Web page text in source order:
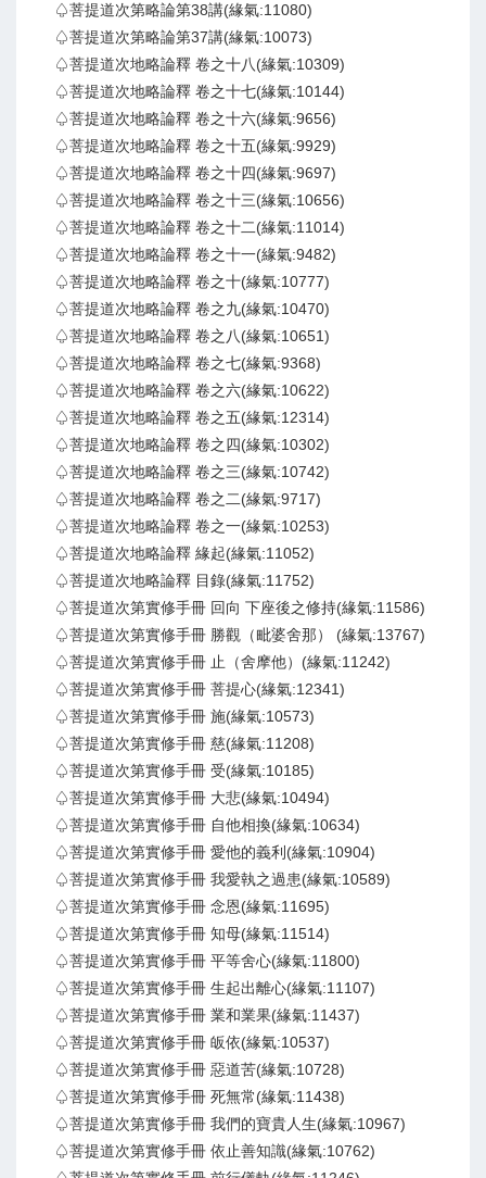
♤菩提道次第略論第38講(緣氣:11080)
♤菩提道次第略論第37講(緣氣:10073)
♤菩提道次地略論釋 卷之十八(緣氣:10309)
♤菩提道次地略論釋 卷之十七(緣氣:10144)
♤菩提道次地略論釋 卷之十六(緣氣:9656)
♤菩提道次地略論釋 卷之十五(緣氣:9929)
♤菩提道次地略論釋 卷之十四(緣氣:9697)
♤菩提道次地略論釋 卷之十三(緣氣:10656)
♤菩提道次地略論釋 卷之十二(緣氣:11014)
♤菩提道次地略論釋 卷之十一(緣氣:9482)
♤菩提道次地略論釋 卷之十(緣氣:10777)
♤菩提道次地略論釋 卷之九(緣氣:10470)
♤菩提道次地略論釋 卷之八(緣氣:10651)
♤菩提道次地略論釋 卷之七(緣氣:9368)
♤菩提道次地略論釋 卷之六(緣氣:10622)
♤菩提道次地略論釋 卷之五(緣氣:12314)
♤菩提道次地略論釋 卷之四(緣氣:10302)
♤菩提道次地略論釋 卷之三(緣氣:10742)
♤菩提道次地略論釋 卷之二(緣氣:9717)
♤菩提道次地略論釋 卷之一(緣氣:10253)
♤菩提道次地略論釋 緣起(緣氣:11052)
♤菩提道次地略論釋 目錄(緣氣:11752)
♤菩提道次第實修手冊 回向 下座後之修持(緣氣:11586)
♤菩提道次第實修手冊 勝觀（毗婆舍那） (緣氣:13767)
♤菩提道次第實修手冊 止（舍摩他）(緣氣:11242)
♤菩提道次第實修手冊 菩提心(緣氣:12341)
♤菩提道次第實修手冊 施(緣氣:10573)
♤菩提道次第實修手冊 慈(緣氣:11208)
♤菩提道次第實修手冊 受(緣氣:10185)
♤菩提道次第實修手冊 大悲(緣氣:10494)
♤菩提道次第實修手冊 自他相換(緣氣:10634)
♤菩提道次第實修手冊 愛他的義利(緣氣:10904)
♤菩提道次第實修手冊 我愛執之過患(緣氣:10589)
♤菩提道次第實修手冊 念恩(緣氣:11695)
♤菩提道次第實修手冊 知母(緣氣:11514)
♤菩提道次第實修手冊 平等舍心(緣氣:11800)
♤菩提道次第實修手冊 生起出離心(緣氣:11107)
♤菩提道次第實修手冊 業和業果(緣氣:11437)
♤菩提道次第實修手冊 皈依(緣氣:10537)
♤菩提道次第實修手冊 惡道苦(緣氣:10728)
♤菩提道次第實修手冊 死無常(緣氣:11438)
♤菩提道次第實修手冊 我們的寶貴人生(緣氣:10967)
♤菩提道次第實修手冊 依止善知識(緣氣:10762)